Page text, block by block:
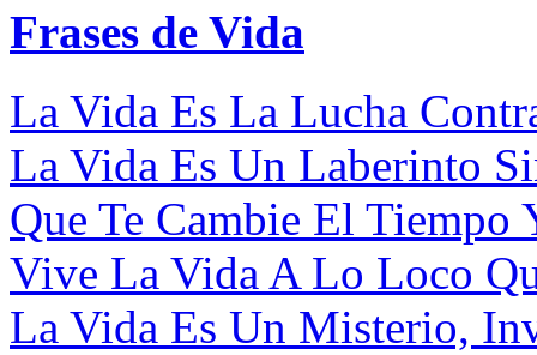
Frases de Vida
La Vida Es La Lucha
La Vida Es Un Laberinto
Que Te Cambie El Tiempo
Vive La Vida A Lo Loco
La Vida Es Un Misterio,